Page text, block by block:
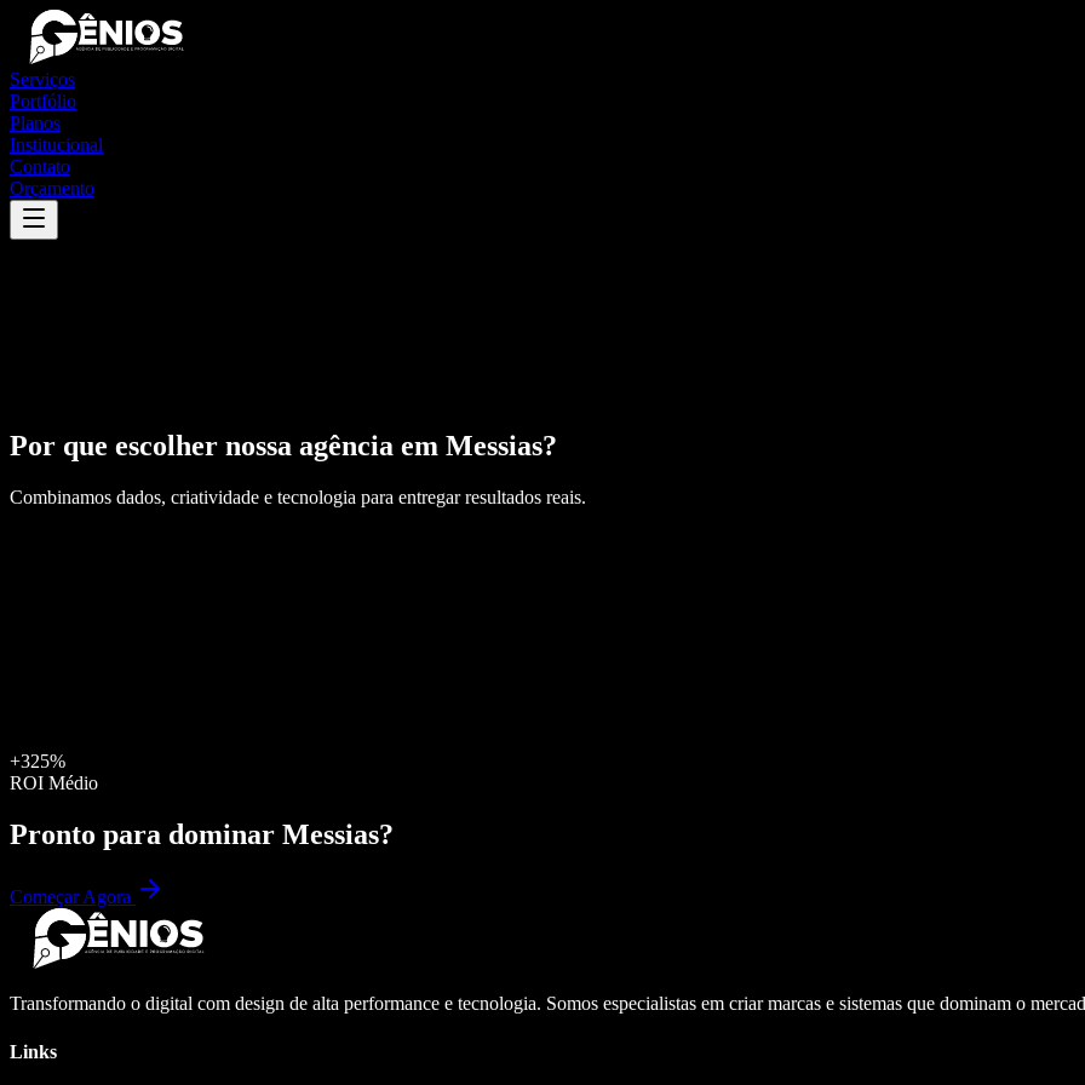
Serviços
Portfólio
Planos
Institucional
Contato
Orçamento
Por que escolher nossa agência em Messias?
Combinamos dados, criatividade e tecnologia para entregar resultados reais.
+325%
ROI Médio
Pronto para dominar Messias?
Começar Agora
Transformando o digital com design de alta performance e tecnologia. Somos especialistas em criar marcas e sistemas que dominam o
Links